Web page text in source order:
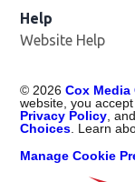
Help
Website Help
©2026 Cox Media
website, you
Privacy Policy,
Choices. Learn
Manage Cookie